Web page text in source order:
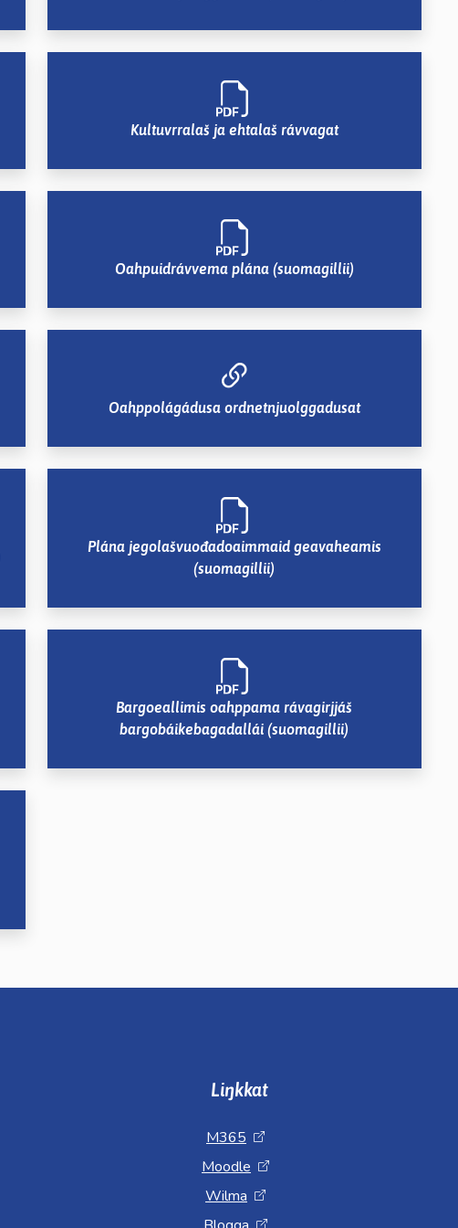
Kultuvrralaš ja ehtalaš rávvagat
Oahpuidrávvema plána (suomagillii)
Oahppolágádusa ordnetnjuolggadusat
Plána jegolašvuođadoaimmaid geavaheamis
(suomagillii)
Bargoeallimis oahppama rávagirjjáš
bargobáikebagadallái (suomagillii)
Liŋkkat
M365
Moodle
Wilma